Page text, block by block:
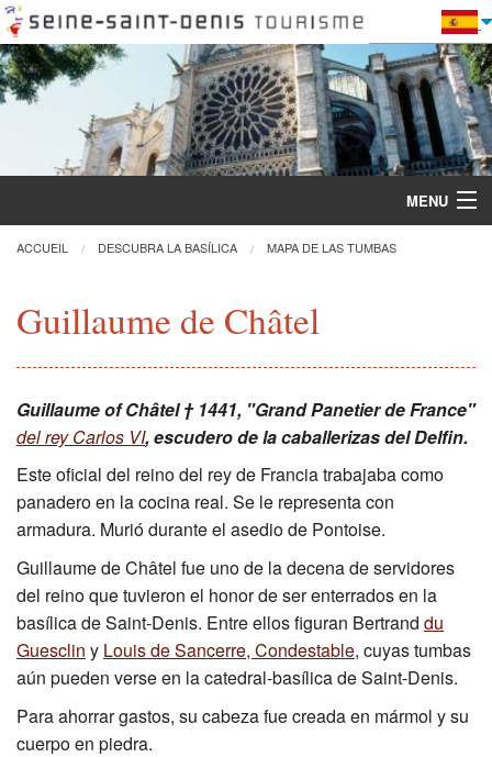
MENU
Descubra la Basílica
Práctica
Restauración
Excavación
CMN
ACCUEIL DESCUBRA LA BASÍLICA MAPA DE LAS TUMBAS
Guillaume de Châtel
Guillaume of Châtel † 1441, "Grand Panetier de France"
del rey Carlos VI, escudero de la caballerizas del Delfin.
Este oficial del reino del rey de Francia trabajaba como
panadero en la cocina real. Se le representa con
armadura. Murió durante el asedio de Pontoise.
Guillaume de Châtel fue uno de la decena de servidores
del reino que tuvieron el honor de ser enterrados en la
basílica de Saint-Denis. Entre ellos figuran Bertrand du
Guesclin y Louis de Sancerre, Condestable, cuyas tumbas
aún pueden verse en la catedral-basílica de Saint-Denis.
Para ahorrar gastos, su cabeza fue creada en mármol y su
cuerpo en piedra.